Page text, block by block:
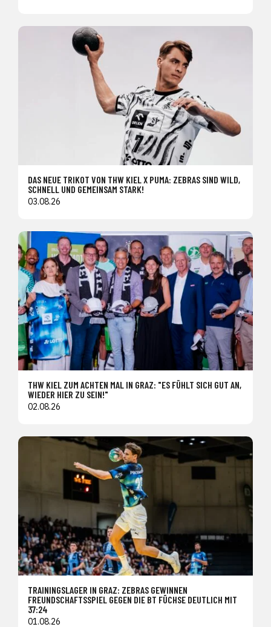
DAS NEUE TRIKOT VON THW KIEL X PUMA: ZEBRAS SIND WILD,
SCHNELL UND GEMEINSAM STARK!
03.08.26
THW KIEL ZUM ACHTEN MAL IN GRAZ: "ES FÜHLT SICH GUT AN,
WIEDER HIER ZU SEIN!"
02.08.26
TRAININGSLAGER IN GRAZ: ZEBRAS GEWINNEN
FREUNDSCHAFTSSPIEL GEGEN DIE BT FÜCHSE DEUTLICH MIT
37:24
01.08.26